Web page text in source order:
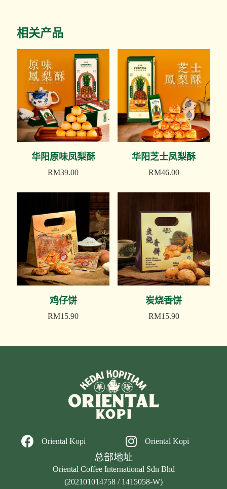
相关产品
华阳原味凤梨酥
RM39.00
华阳芝士凤梨酥
RM46.00
鸡仔饼
RM15.90
炭烧香饼
RM15.90
Oriental Kopi Oriental Kopi
总部地址
Oriental Coffee International Sdn Bhd
(202101014758 / 1415058-W)